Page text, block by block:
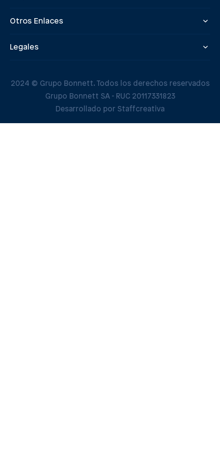
Otros Enlaces
Legales
2024 © Grupo Bonnett. Todos los derechos reservados
Grupo Bonnett SA - RUC 20117331823
Desarrollado por Staffcreativa